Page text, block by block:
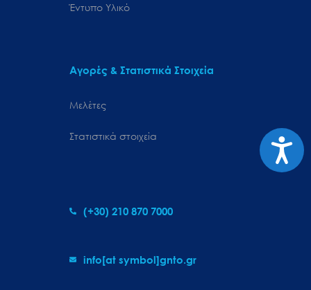
Έντυπο Υλικό
Αγορές & Στατιστικά Στοιχεία
Μελέτες
Στατιστικά στοιχεία
(+30) 210 870 7000
info[at symbol]gnto.gr